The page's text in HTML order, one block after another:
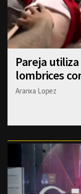
Pareja
lombrices
Aranxa Lopez